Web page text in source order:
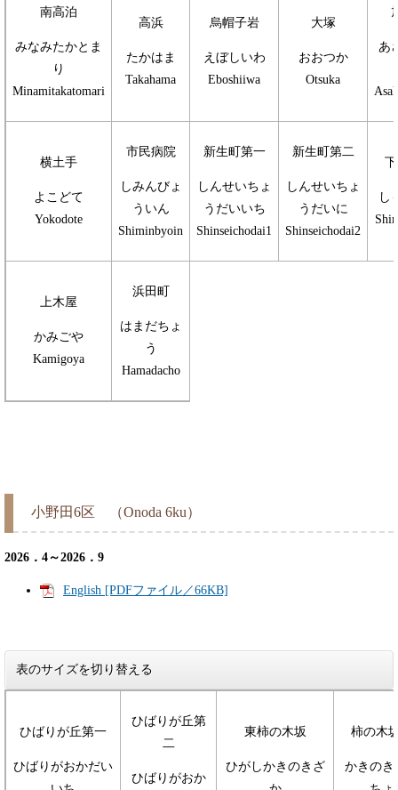
南高泊
みなみたかとま
り
Minamitakatomari
高浜
たかはま
Takahama
烏帽子岩
えぼしいわ
Eboshiiwa
大塚
おおつか
Otsuka
あ
横土手
よこどて
Yokodote
市民病院
しみんびょ
ういん
Shiminbyoin
新生町第一
しんせいちょ
うだいいち
Shinseichodai1
新生町第二
しんせいちょ
うだいに
Shinseichodai2
し
上木屋
かみごや
Kamigoya
浜田町
はまだちょ
う
Hamadacho
小野田6区 （Onoda 6ku）
2026．4～2026．9
English [PDFファイル／66KB]
表のサイズを切り替える
ひばりが丘第一
ひばりがおかだい
ひばりが丘第
二
ひばりがおか
東柿の木坂
ひがしかきのきざ
柿の木
かきのき